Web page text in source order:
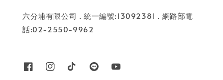
六分埔有限公司 . 統一編號:13092381 . 網路部電
話:02-2550-9962